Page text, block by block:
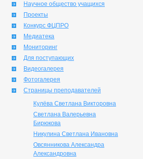
Научное общество учащихся
Проекты
Конкурс ФЦПРО
Медиатека
Мониторинг
Для поступающих
Видеогалерея
Фотогалерея
Страницы преподавателей
Кулёва Светлана Викторовна
Светлана Валерьевна
Бирюкова
Никулина Светлана Ивановна
Овсянникова Александра
Александровна